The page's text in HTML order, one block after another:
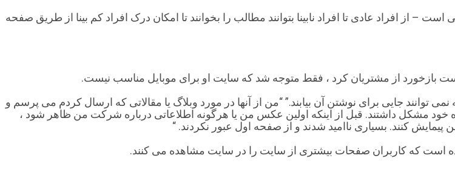
از افراد عادی تا افراد نابینا بتوانند مطالب را بخوانند تا امکان درک افراد کم بینا از طریق صفحه
توانند جایی برای نوشتن آن بیابند.” “من از آنها در مورد وبلاگ یا مقالاتی که ارسال کردم می پرسم و
خود مشکل داشتند. قبل از اینکه اولین عکس من یا هرگونه اطلاعاتی درباره شرکت من ظاهر شود ،
پیمایش کنند. بسیاری ناامید شدند و از صفحه اول عبور نکردند. “
است که کاربران صفحات بیشتری از سایت را در سایت مشاهده می کنند.